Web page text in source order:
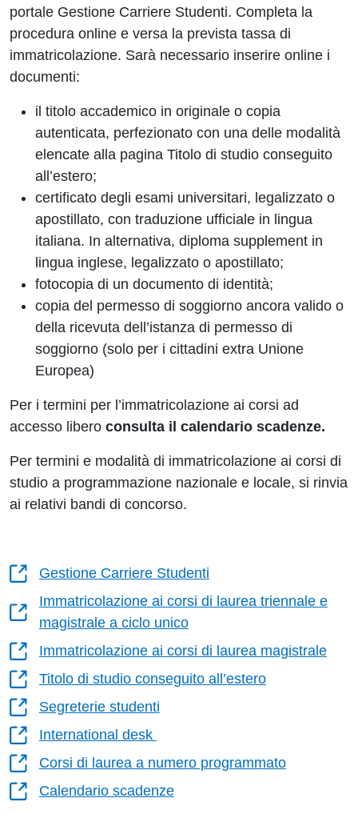
portale Gestione Carriere Studenti. Completa la
procedura online e versa la prevista tassa di
immatricolazione. Sarà necessario inserire online i
documenti:
il titolo accademico in originale o copia
autenticata, perfezionato con una delle modalità
elencate alla pagina Titolo di studio conseguito
all’estero;
certificato degli esami universitari, legalizzato o
apostillato, con traduzione ufficiale in lingua
italiana. In alternativa, diploma supplement in
lingua inglese, legalizzato o apostillato;
fotocopia di un documento di identità;
copia del permesso di soggiorno ancora valido o
della ricevuta dell’istanza di permesso di
soggiorno (solo per i cittadini extra Unione
Europea)
Per i termini per l’immatricolazione ai corsi ad
accesso libero consulta il calendario scadenze.
Per termini e modalità di immatricolazione ai corsi di
studio a programmazione nazionale e locale, si rinvia
ai relativi bandi di concorso.
Gestione Carriere Studenti
Immatricolazione ai corsi di laurea triennale e
magistrale a ciclo unico
Immatricolazione ai corsi di laurea magistrale
Titolo di studio conseguito all’estero
Segreterie studenti
International desk
Corsi di laurea a numero programmato
Calendario scadenze